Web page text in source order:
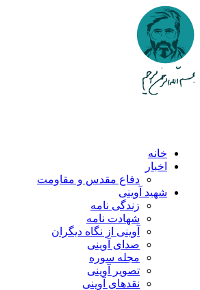
رفتن
به
محتوای
اصلی
خانه
اخبار
دفاع مقدس و مقاومت
شهید آوینی
زندگی نامه
شهادت نامه
آوینی از نگاه دیگران
صدای آوینی
مجله سوره
تصویر آوینی
نقدهای آوینی